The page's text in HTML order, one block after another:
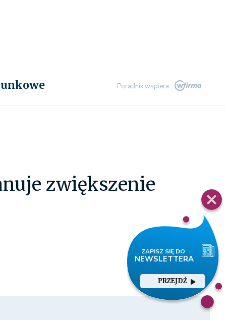
Poradnik wspiera
PRZEJDŹ
zwiększenie